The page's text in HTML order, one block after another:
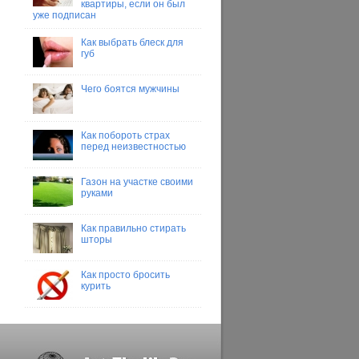
квартиры, если он был
уже подписан
Как выбрать блеск для
губ
Чего боятся мужчины
Как побороть страх
перед неизвестностью
Газон на участке своими
руками
Как правильно стирать
шторы
Как просто бросить
курить